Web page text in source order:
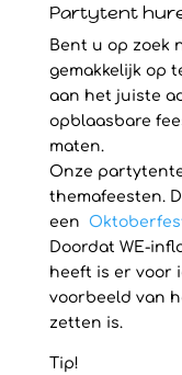
Partytent
Bent u op zoek
gemakkelijk op
aan het juiste
opblaasbare
maten.
Onze
themafeesten.
een
Doordat WE-
heeft is er voor
voorbeeld van
zetten is.
Tip!